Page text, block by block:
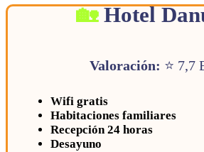
Hotel
Valoración: ⭐ 7,7
Wifi gratis
Habitaciones familiares
Recepción 24 horas
Desayuno